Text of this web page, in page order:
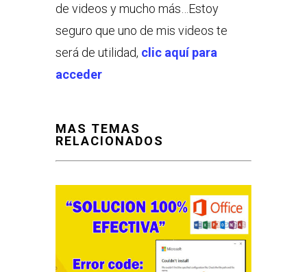
de videos y mucho más…Estoy
seguro que uno de mis videos te
será de utilidad, clic aquí para
acceder
MAS TEMAS
RELACIONADOS